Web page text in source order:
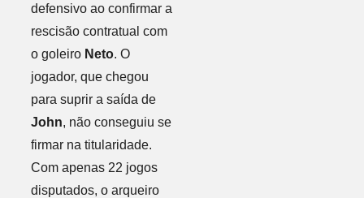
defensivo ao confirmar a
rescisão contratual com
o goleiro Neto. O
jogador, que chegou
para suprir a saída de
John, não conseguiu se
firmar na titularidade.
Com apenas 22 jogos
disputados, o arqueiro